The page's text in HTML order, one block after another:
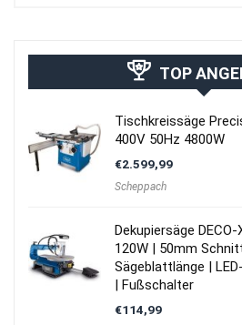
TOP
Tischkreissäge
400V 50Hz 4800W
€2.599,99
Scheppach
Dekupiersäge
120W | 50mm
Sägeblattlänge |
| Fußschalter
€114,99